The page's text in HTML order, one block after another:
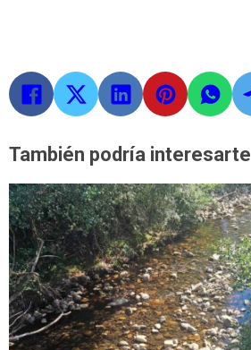
También podría interesarte